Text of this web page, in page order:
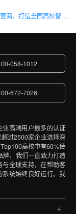
全国高校智慧网络新标杆
058-1012
672-7026
高端用户最多的认证
过2500家企业选择深
高校中有60%使
牌，我们一直致力打造
全球支持，在帮助客
统始终良好运行。我